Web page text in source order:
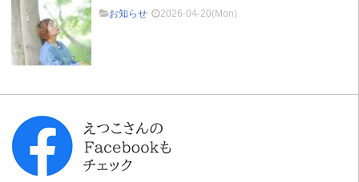
お知らせ
2026-04-20(Mon)